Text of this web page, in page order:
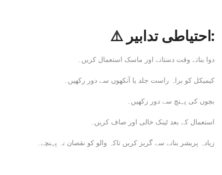
⚠️ احتیاطی تدابیر:
دوا بناتے وقت دستانے اور ماسک استعمال کریں۔
کیمیکل کو براہ راست جلد یا آنکھوں سے دور رکھیں۔
بچوں کی پہنچ سے دور رکھیں۔
استعمال کے بعد ٹینک خالی اور صاف کریں۔
زیادہ پریشر بنانے سے گریز کریں تاکہ والو کو نقصان نہ پہنچے۔